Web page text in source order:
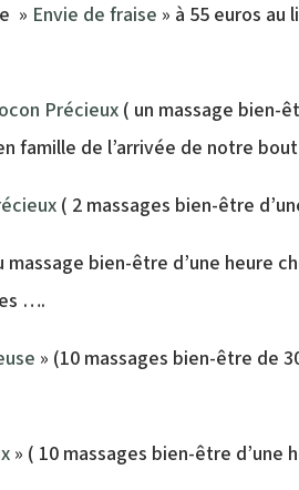
» Envie de fraise » à 55 euros
Précieux ( un massage bien-
famille de l’arrivée de notre
( 2 massages bien-être
massage bien-être d’une heure
….
» (10 massages bien-être de
» ( 10 massages bien-être d’une